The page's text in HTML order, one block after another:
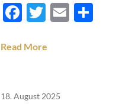
Facebook
Twitter
EmailTeilen
Read More
18. August 2025